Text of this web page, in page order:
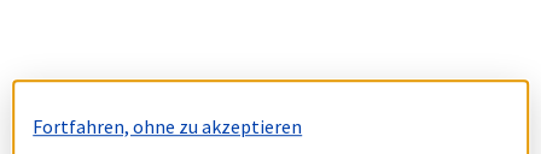
Fortfahren, ohne zu akzeptieren